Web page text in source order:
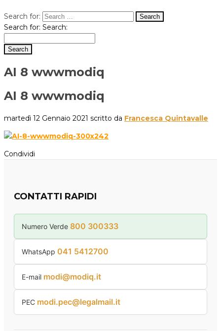
Search for:
Search for: Search:
AI 8 wwwmodiq
AI 8 wwwmodiq
martedì 12 Gennaio 2021 scritto da Francesca Quintavalle
Condividi
CONTATTI RAPIDI
Numero Verde 800 300333
WhatsApp 041 5412700
E-mail modi@modiq.it
PEC modi.pec@legalmail.it